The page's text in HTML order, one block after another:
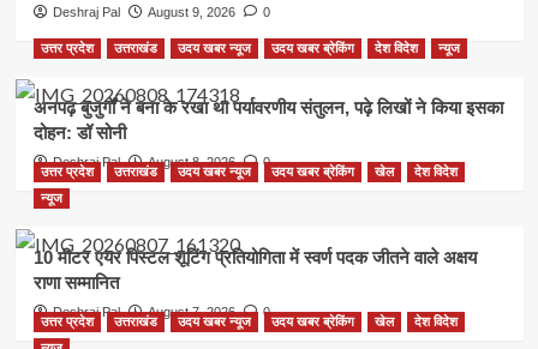
Deshraj Pal August 9, 2026 0
उत्तर प्रदेश उत्तराखंड उदय खबर न्यूज उदय खबर ब्रेकिंग देश विदेश न्यूज
अनपढ़ बुजुर्गों ने बना के रखा था पर्यावरणीय संतुलन, पढ़े लिखों ने किया इसका
दोहन: डॉ सोनी
Deshraj Pal August 8, 2026 0
उत्तर प्रदेश उत्तराखंड उदय खबर न्यूज उदय खबर ब्रेकिंग खेल
देश विदेश
न्यूज
10 मीटर एयर पिस्टल शूटिंग प्रतियोगिता में स्वर्ण पदक जीतने वाले अक्षय
राणा सम्मानित
Deshraj Pal August 7, 2026 0
उत्तर प्रदेश उत्तराखंड उदय खबर न्यूज उदय खबर ब्रेकिंग खेल
देश विदेश